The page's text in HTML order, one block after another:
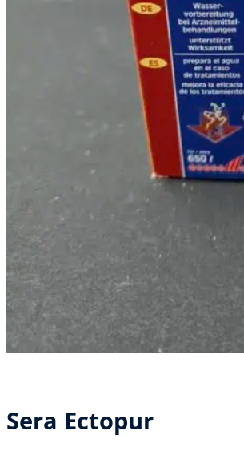
Sera Ectopur